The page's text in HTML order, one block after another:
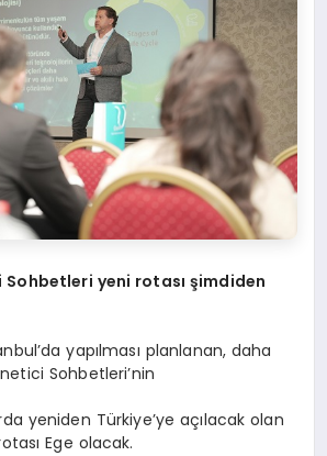
Sohbetleri yeni rotası şimdiden
yapılması planlanan, daha
Sohbetleri’nin
yeniden Türkiye’ye açılacak olan
Ege olacak.